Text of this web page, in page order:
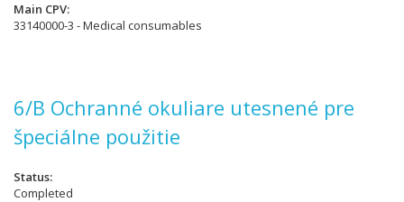
Main CPV
33140000-3 - Medical consumables
6/B Ochranné okuliare utesnené pre
špeciálne použitie
Status
Completed